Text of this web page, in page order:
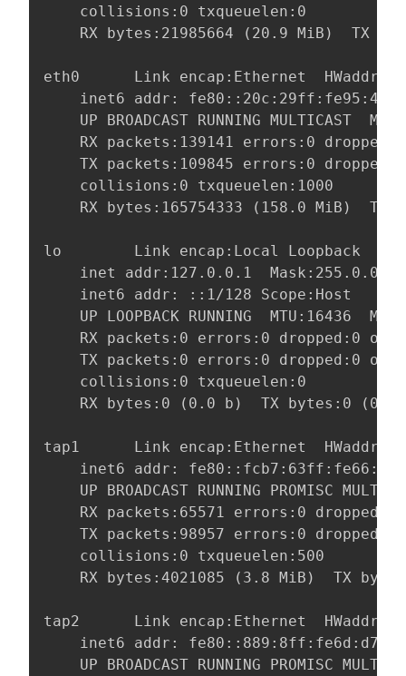
    collisions:0 txqueuelen:0
RX bytes:21985664 (20.9 MiB)  TX
eth0      Link encap:Ethernet  HWaddr
inet6 addr:
UP BROADCAST RUNNING MULTICAST
RX packets:139141 errors:0
TX packets:109845 errors:0
    collisions:0 txqueuelen:1000
RX bytes:165754333 (158.0 MiB)  TX
lo        Link encap:Local Loopback
    inet addr:127.0.0.1  Mask:255.0.0.0
    inet6 addr: ::1/128 Scope:Host
UP LOOPBACK RUNNING  MTU:16436
RX packets:0 errors:0 dropped:0
TX packets:0 errors:0 dropped:0
    collisions:0 txqueuelen:0
RX bytes:0 (0.0 b)  TX bytes:0 (0.0
tap1      Link encap:Ethernet  HWaddr
inet6 addr:
UP BROADCAST RUNNING PROMISC
RX packets:65571 errors:0 dropped:0
TX packets:98957 errors:0 dropped:0
    collisions:0 txqueuelen:500
RX bytes:4021085 (3.8 MiB)  TX
tap2      Link encap:Ethernet  HWaddr
inet6 addr:
UP BROADCAST RUNNING PROMISC